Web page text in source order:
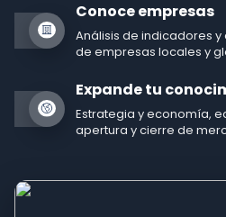
Conoce empresas
Análisis de indicadores
de empresas locales y
Expande tu
Estrategia y economía,
apertura y cierre de